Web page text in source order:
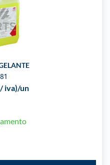
iva)/un